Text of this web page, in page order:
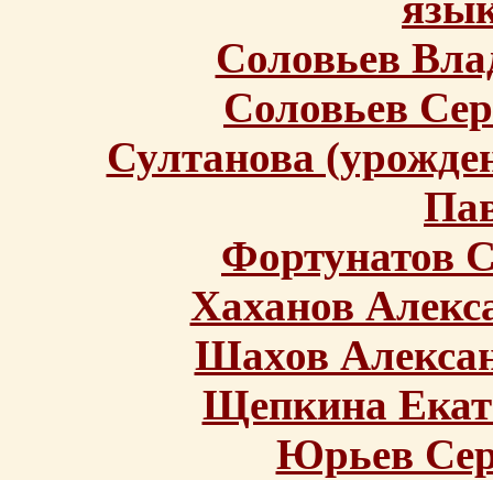
Соловьев
Соловьев
Султанова
Фортунатов
Хаханов
Шахов
Щепкина
Юрьев